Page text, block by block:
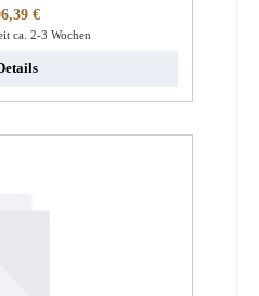
Preis:
€
ca. 2-3 Wochen